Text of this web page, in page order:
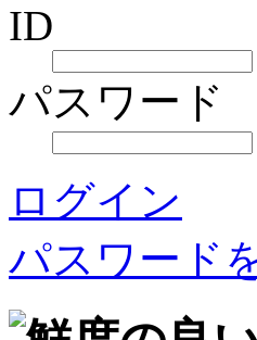
ID
パスワード
ログイン
パスワード